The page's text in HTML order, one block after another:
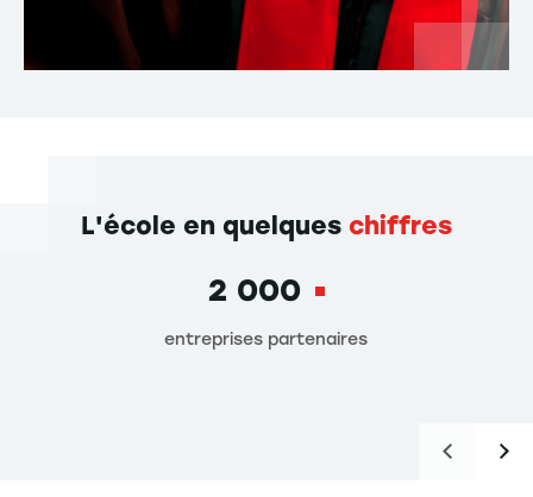
L'école en quelques chiffres
2 000
entreprises partenaires